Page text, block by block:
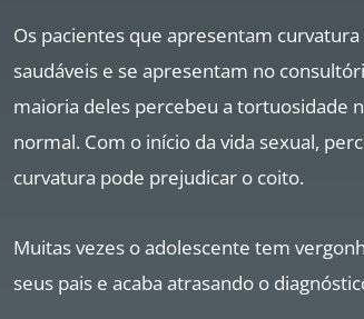
Os pacientes que apresentam
saudáveis e se apresentam no
maioria deles percebeu a tortuosidade
normal. Com o início da vida sexual,
curvatura pode prejudicar o coito.
Muitas vezes o adolescente tem
seus pais e acaba atrasando o